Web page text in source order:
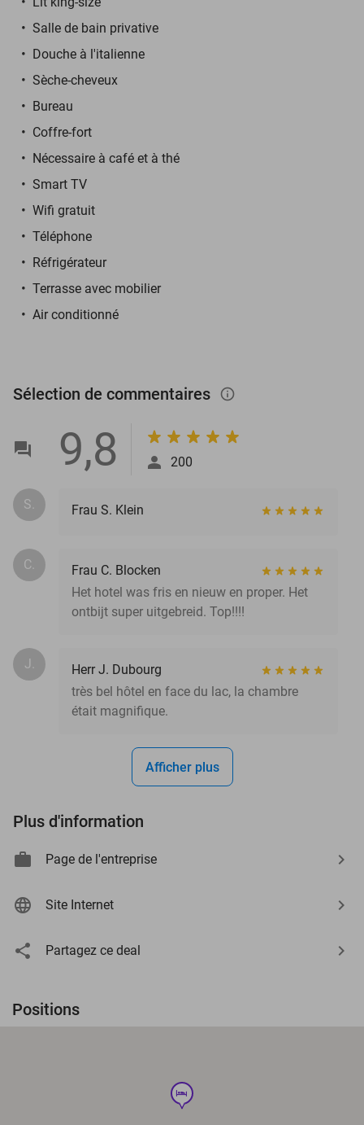
Salle de bain privative
Douche à l'italienne
Sèche-cheveux
Bureau
Coffre-fort
Nécessaire à café et à thé
Smart TV
Wifi gratuit
Téléphone
Réfrigérateur
Terrasse avec mobilier
Air conditionné
Sélection de commentaires info_outlined
9,8 200
S. Frau S. Klein
C.
Frau C. Blocken
Het hotel was fris en nieuw en proper. Het
ontbijt super uitgebreid. Top!!!!
J.
Herr J. Dubourg
très bel hôtel en face du lac, la chambre
était magnifique.
Afficher plus
Plus d'information
Page de l'entreprise
Site Internet
Partagez ce deal
Positions
hotel